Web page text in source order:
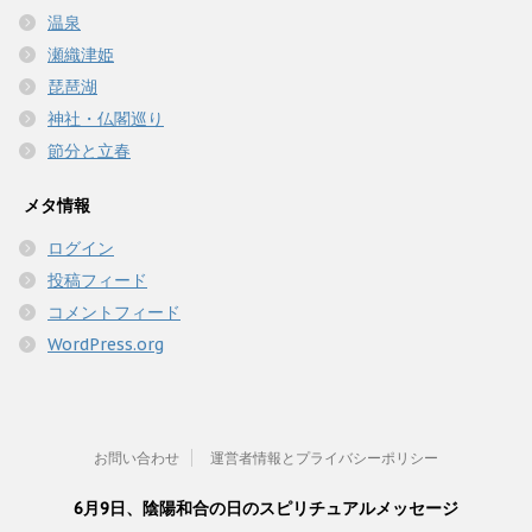
温泉
瀬織津姫
琵琶湖
神社・仏閣巡り
節分と立春
メタ情報
ログイン
投稿フィード
コメントフィード
WordPress.org
お問い合わせ 運営者情報とプライバシーポリシー
6月9日、陰陽和合の日のスピリチュアルメッセージ